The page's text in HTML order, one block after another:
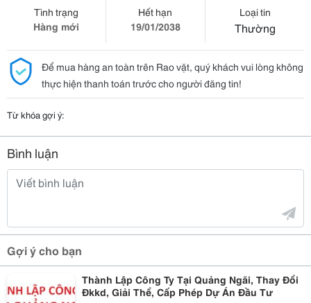
Tình trạng
Hàng mới
Hết hạn
19/01/2038
Loại tin
Thường
Để mua hàng an toàn trên Rao vặt, quý khách vui lòng không
thực hiện thanh toán trước cho người đăng tin!
Từ khóa gợi ý:
Bình luận
Gợi ý cho bạn
Thành Lập Công Ty Tại Quảng Ngãi, Thay Đổi
Đkkd, Giải Thể, Cấp Phép Dự Án Đầu Tư